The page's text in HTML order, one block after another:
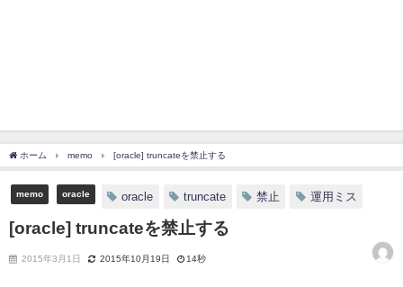
ホーム memo [oracle] truncateを禁止する
memo oracle oracle truncate 禁止 運用ミス
[oracle] truncateを禁止する
2015年3月1日 2015年10月19日 14秒